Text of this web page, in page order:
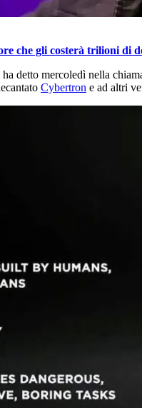
che gli costerà trilioni di
ha detto mercoledì nella
Cybertron e ad altri